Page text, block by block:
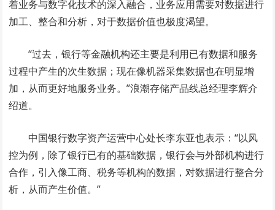
着业务与数字化技术的深入融合，业务应用需要对数据进行
加工、整合和分析，对于数据价值也极度渴望。
“过去，银行等金融机构还主要是利用已有数据和服务
过程中产生的次生数据；现在像机器采集数据也在明显增
加，从而更好地服务业务。”浪潮存储产品线总经理李辉介
绍道。
中国银行数字资产运营中心处长李东亚也表示：“以风
控为例，除了银行已有的基础数据，银行会与外部机构进行
合作，引入像工商、税务等机构的数据，对数据进行整合分
析，从而产生价值。”